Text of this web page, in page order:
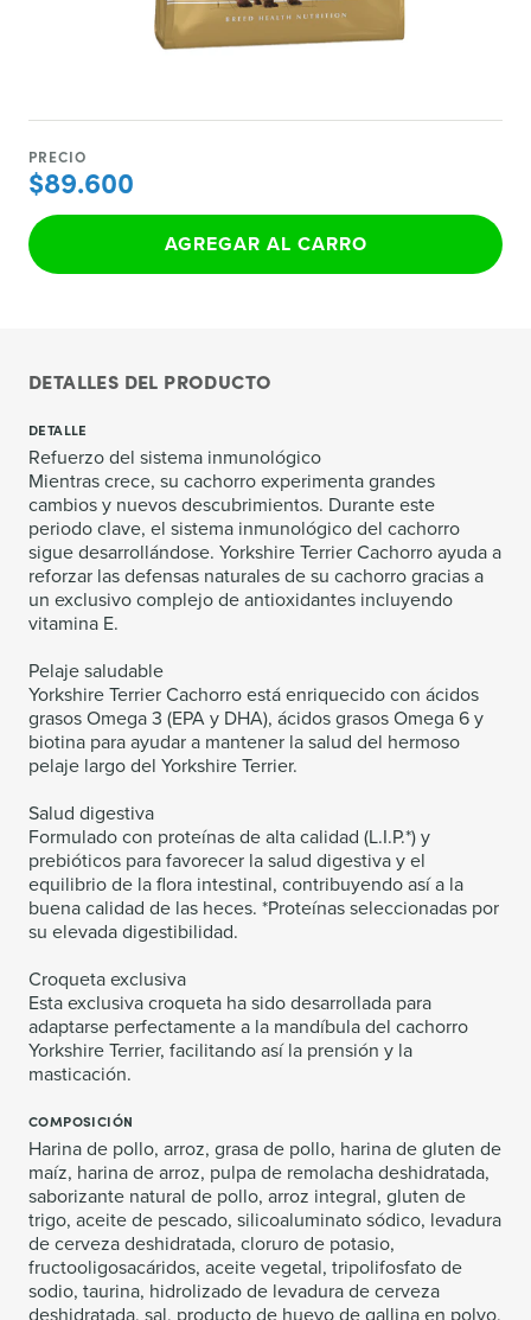
PRECIO
$89.600
AGREGAR AL CARRO
DETALLES DEL PRODUCTO
DETALLE
Refuerzo del sistema inmunológico
Mientras crece, su cachorro experimenta grandes
cambios y nuevos descubrimientos. Durante este
periodo clave, el sistema inmunológico del cachorro
sigue desarrollándose. Yorkshire Terrier Cachorro ayuda a
reforzar las defensas naturales de su cachorro gracias a
un exclusivo complejo de antioxidantes incluyendo
vitamina E.
Pelaje saludable
Yorkshire Terrier Cachorro está enriquecido con ácidos
grasos Omega 3 (EPA y DHA), ácidos grasos Omega 6 y
biotina para ayudar a mantener la salud del hermoso
pelaje largo del Yorkshire Terrier.
Salud digestiva
Formulado con proteínas de alta calidad (L.I.P.*) y
prebióticos para favorecer la salud digestiva y el
equilibrio de la flora intestinal, contribuyendo así a la
buena calidad de las heces. *Proteínas seleccionadas por
su elevada digestibilidad.
Croqueta exclusiva
Esta exclusiva croqueta ha sido desarrollada para
adaptarse perfectamente a la mandíbula del cachorro
Yorkshire Terrier, facilitando así la prensión y la
masticación.
COMPOSICIÓN
Harina de pollo, arroz, grasa de pollo, harina de gluten de
maíz, harina de arroz, pulpa de remolacha deshidratada,
saborizante natural de pollo, arroz integral, gluten de
trigo, aceite de pescado, silicoaluminato sódico, levadura
de cerveza deshidratada, cloruro de potasio,
fructooligosacáridos, aceite vegetal, tripolifosfato de
sodio, taurina, hidrolizado de levadura de cerveza